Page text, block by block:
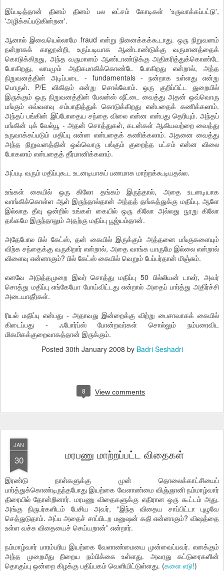
இப்படித்தான் தினம் தினம் பல லட்சம் கோடிகள் 'உருவாக்கப்பட்டு',
'அழிக்கப்படுகின்றன'.
ஆனால் இவையெல்லாமே fraud என்று நினைக்கக்கூடாது. ஒரு நிறுவனம்
நன்றாகக் காலூன்றி, உருப்படியாக ஆண்டாண்டுக்கு வருமானத்தைக்
கொடுக்கிறது, அந்த வருமானம் ஆண்டாண்டுக்கு அதிகரித்துக்கொண்டே
போகிறது, லாபமும் அதிகமாகிக்கொண்டே போகிறது என்றால், அந்த
நிறுவனத்தின் அடிப்படை - fundamentals - நன்றாக உள்ளது என்று
பொருள். P/E விகிதம் என்று சொல்வோம். ஒரு குறிப்பிட்ட துறையில்
இருக்கும் ஒரு நிறுவனத்தின் பேலன்ஸ் ஷீட்டை வைத்து அதன் ஒவ்வொரு
பங்கும் எவ்வளவு சம்பாதித்துக் கொடுக்கிறது என்பதைக் கணிக்கலாம்.
அந்தப் பங்கின் இப்போதைய சந்தை விலை என்ன என்பது தெரியும். அந்தப்
பங்கின் புக் வேல்யூ - அதன் சொத்துகள், கடன்கள் ஆகியவற்றை வைத்து
உருவாக்கப்படும் மதிப்பு என்ன என்பதைக் கணிக்கலாம். அதனை வைத்து
அந்த நிறுவனத்தின் ஒவ்வொரு பங்கும் குறைந்த பட்சம் என்ன விலை
போகலாம் என்பதைத் தீர்மானிக்கலாம்.
அப்படி வரும் மதிப்புகூட உடனடியாகப் பணமாக மாற்றக்கூடியதல்ல.
உங்கள் கையில் ஒரு கிலோ தங்கம் இருந்தால், அதை உடனடியாக
வாங்கிக்கொள்ள ஆள் இருந்தால்தான் அந்தத் தங்கத்துக்கு மதிப்பு. ஆளே
இல்லாத தீவு ஒன்றில் உங்கள் கையில் ஒரு கிலோ அல்லது நூறு கிலோ
தங்கமே இருந்தாலும் அதற்கு மதிப்பு பூஜ்யம்தான்.
அதேபோல பில் கேட்ஸ், தன் கையில் இருக்கும் அத்தனை பங்குகளையும்
விற்க சந்தைக்கு வருகிறார் என்றால், அதை வாங்க யாருமே இல்லை என்றால்
விளைவு என்னாகும்? பில் கேட்ஸ் கையில் வெறும் பேப்பர்தான் மிஞ்சும்.
எனவே அடுத்தமுறை இவர் சொத்து மதிப்பு 50 பில்லியன் டாலர், அவர்
சொத்து மதிப்பு எங்கேயோ போய்விட்டது என்றால் அதைப் பார்த்து அதிர்ச்சி
அடையாதீர்கள்.
ரியல் மதிப்பு என்பது - அதாவது இன்றைக்கு விற்று பைசாவாகக் கையில்
கிடைப்பது - ஃபோர்ப்ஸ் போன்றவர்கள் சொல்லும் நம்பரைவிட
மிகமிகக்குறைவாகத்தான் இருக்கும்.
Posted 30th January 2008 by Badri Seshadri
8 View comments
JAN
30 மரபணு மாற்றப்பட்ட விதைகள்
இரண்டு நாள்களுக்கு முன் தொலைக்காட்சியைப்
பார்த்துக்கொண்டிருந்தபோது இயற்கை வேளாண்மை விஞ்ஞானி நம்மாழ்வார்
திரையில் தோன்றினார். மரபணு விதைகளுக்கு எதிரான ஒரு கூட்டம் அது.
அங்கு நிருபர்களிடம் பேசிய அவர், “இந்த விதைய சாப்பிட்டா புழுவே
செத்துடுதாம். அப்ப அதைச் சாப்பிடற மனுஷன் கதி என்னாகும்? விஷத்தை
உள்ள வச்சு விதையைச் செய்யறான்” என்றார்.
நம்மாழ்வார் பாரம்பரிய இயற்கை வேளாண்மையை முன்வைப்பவர். எனக்கும்
அந்த முறைமீது நிறைய நம்பிக்கை உள்ளது. அவரது கட்டுரைகளின்
தொகுப்பு ஒன்றை கிழக்கு பதிப்பகம் வெளியிட்டுள்ளது. (களை எடு!)